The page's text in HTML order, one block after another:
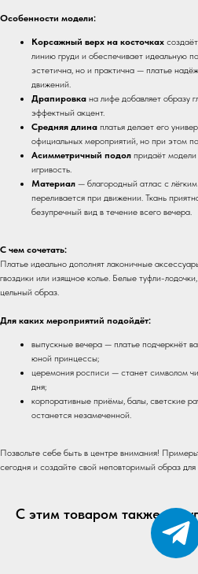
Особенности модели:
Корсажный верх на косточках
линию груди и обеспечивает идеальную
эстетична, но и практична — платье
движений.
Драпировка на лифе добавляет образу
эффектный акцент.
Средняя длина платья делает его
официальных мероприятий, но при этом
Асимметричный подол придаёт
игривость.
Материал — благородный атлас с
переливается при движении. Ткань
безупречный вид в течение всего вечера.
С чем сочетать:
Платье идеально дополнят лаконичные
гвоздики или изящное колье. Белые туфли-
цельный образ.
Для каких мероприятий подойдёт:
выпускные вечера — платье подчеркнёт
юной принцессы;
церемония росписи — станет символом
дня;
корпоративные приёмы, балы, светские
останется незамеченной.
Позвольте себе быть в центре внимания!
сегодня и создайте свой неповторимый образ
С этим товаром также